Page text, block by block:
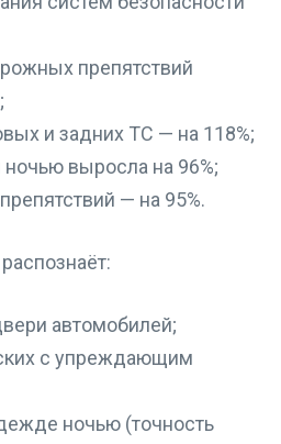
препятствий
и задних ТС — на 118%;
выросла на 96%;
— на 95%.
автомобилей;
с упреждающим
ночью (точность